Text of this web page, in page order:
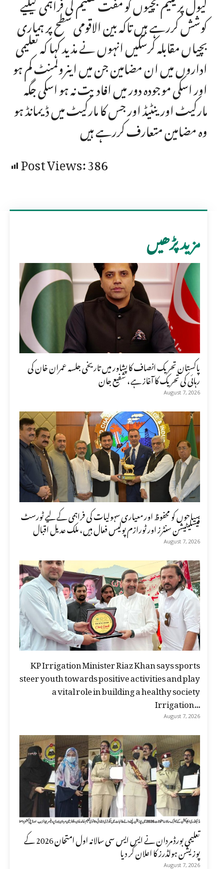
کوشش کررہے ہیں تاکہ بین الاقومی سطح پر ہماری
بچیاں مقابلہ کرسکیں انہوں نے مذید کہا کہ تعلیمی
اداروں میں ان مضامین جن میں اینرولمنٹ کم ہو
اور اسکی موجودہ دور میں افادیت نہ ہو اسکی جگہ
مارکیٹ اورینٹیڈ اور جس کا مارکیٹ میں ڈیمانڈ ہو
وہ مضامین متعارف کررہے ہیں
Post Views:386
مزید پڑھیں
پاکستان تحریک انصاف کا پشاور میں تاریخی جلسہ عمران خان کی
رہائی کی تحریک کا آغاز ہے، شفیع جان
August 7, 2026
سیاحوں کو محفوظ اور معیاری سہولیات کی فراہمی کے لیے ٹورسٹ
فیسلیٹیشن سنٹرز اور ٹورازم پولیس فعال ہیں، ملک عدیل اقبال
August 7, 2026
KP Irrigation Minister Riaz Khan says sports
steer youth towards positive activities and play
a vital role in building a healthy society
Irrigation...
August 7, 2026
تعلیمی بورڈ مردان نے ایس ایس سی سالانہ اول امتحان 2026 کے
پوزیشن ہولڈرز کا اعلان کر دیا
August 7, 2026